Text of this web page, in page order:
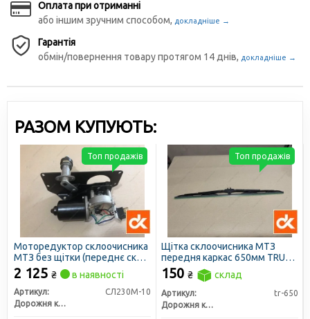
Оплата при отриманні
або іншим зручним способом, докладніше →
Гарантія
обмін/повернення товару протягом 14 днів, докладніше →
РАЗОМ КУПУЮТЬ:
Моторедуктор склоочисника
МТЗ без щітки (переднє скло)
(ДК)
2 125 ₴ в наявності
Артикул:
СЛ230М-10
Дорожня карта
Топ продажів
Щітка склоочисника МТЗ
передня каркас 650мм TRUCK
(ДК)
150 ₴ склад
Артикул:
tr-650
Дорожня карта
Топ продажів